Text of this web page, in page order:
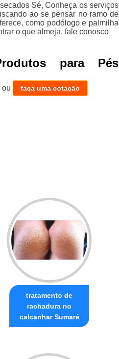
Sé, Conheça os serviços
ao se pensar no ramo de
como podólogo e palmilha
o que almeja, fale conosco
para Pés
ou faça uma cotação
tratamento de
rachadura no
calcanhar Sumaré